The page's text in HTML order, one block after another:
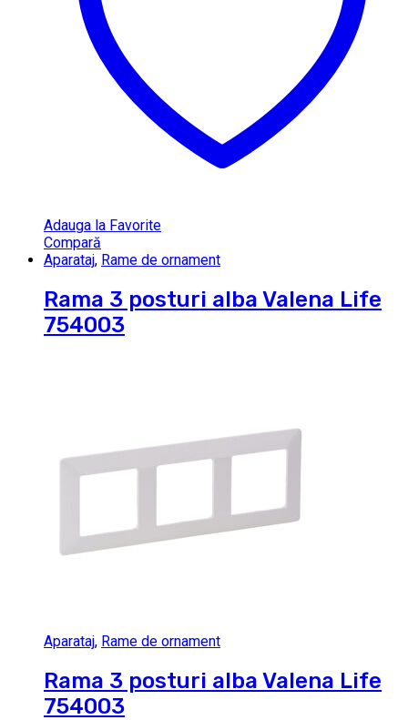
Adauga la Favorite
Compară
Aparataj, Rame de ornament
Rama 3 posturi alba Valena Life
754003
Aparataj, Rame de ornament
Rama 3 posturi alba Valena Life
754003